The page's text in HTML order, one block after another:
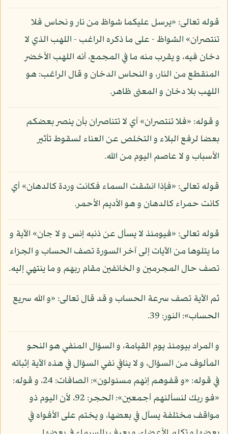
قوله تعالى: «يرسل عليكما شواظ من نار و نحاس فلا
تنتصران» الشواظ - على ما ذكره الراغب - اللهب الذي لا
دخان فيه، و يقرب منه ما في المجمع، أنه اللهب الأخضر
المنقطع من النار، و النحاس الدخان و قال الراغب: هو
اللهب بلا دخان و المعنى ظاهر.
و قوله: «فلا تنتصران» أي لا تتناصران بأن ينصر بعضكم
بعضا لرفع البلاء و التخلص عن العناء لسقوط تأثير
الأسباب و لا عاصم اليوم من الله.
قوله تعالى: «فإذا انشقت السماء فكانت وردة كالدهان» أي
كانت حمراء كالدهان و هو الأديم الأحمر.
قوله تعالى: «فيومئذ لا يسأل عن ذنبه إنس و لا جان» الآية و
ما يتلوها من الآيات إلى آخر السورة تصف الحساب و الجزاء
تصف حال المجرمين و الخائفين مقام ربهم و ما ينتهي إليه.
ثم الآية تصف سرعة الحساب و قد قال تعالى: «و الله سريع
الحساب»: النور: 39.
و المراد بيومئذ يوم القيامة، و السؤال المنفي هو النحو
المألوف من السؤال، و لا ينافي نفي السؤال في هذه الآية إثباته
في قوله: «و قفوهم إنهم مسئولون»: الصافات: 24، و قوله:
«فو ربك لنسألنهم أجمعين»: الحجر: 92، لأن اليوم ذو
مواقف مختلفة يسأل في بعضها، و يختم على الأفواه في